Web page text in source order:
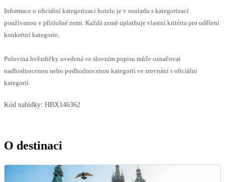
Informace o oficiální kategorizaci hotelu je v souladu s kategorizací
používanou v příslušné zemi. Každá země uplatňuje vlastní kritéria pro udělení
konkrétní kategorie.
Polovina hvězdičky uvedená ve slovním popisu může označovat
nadhodnocenou nebo podhodnocenou kategorii ve srovnání s oficiální
kategorií.
Kód nabídky: HBX146362
O destinaci